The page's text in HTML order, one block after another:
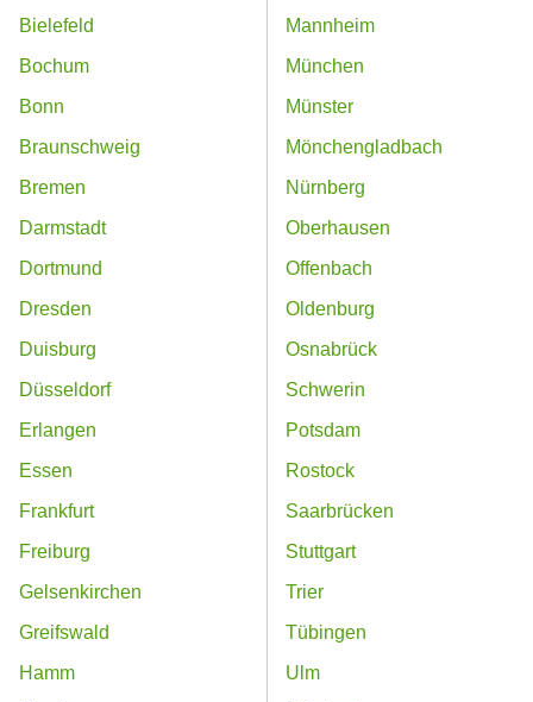
Bielefeld
Bochum
Bonn
Braunschweig
Bremen
Darmstadt
Dortmund
Dresden
Duisburg
Düsseldorf
Erlangen
Essen
Frankfurt
Freiburg
Gelsenkirchen
Greifswald
Hamm
Mannheim
München
Münster
Mönchengladbach
Nürnberg
Oberhausen
Offenbach
Oldenburg
Osnabrück
Schwerin
Potsdam
Rostock
Saarbrücken
Stuttgart
Trier
Tübingen
Ulm